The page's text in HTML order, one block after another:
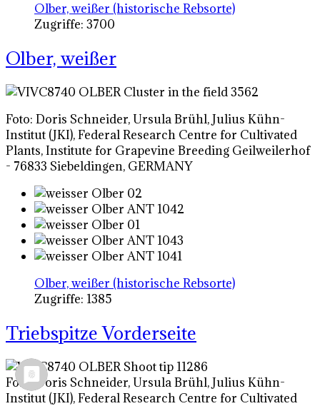
Olber, weißer (historische Rebsorte)
Zugriffe: 3700
Olber, weißer
Foto: Doris Schneider, Ursula Brühl, Julius Kühn-
Institut (JKI), Federal Research Centre for Cultivated
Plants, Institute for Grapevine Breeding Geilweilerhof
- 76833 Siebeldingen, GERMANY
Olber, weißer (historische Rebsorte)
Zugriffe: 1385
Triebspitze Vorderseite
Foto: Doris Schneider, Ursula Brühl, Julius Kühn-
Institut (JKI), Federal Research Centre for Cultivated